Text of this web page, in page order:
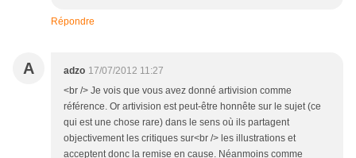
Répondre
A adzo 17/07/2012 11:27
<br /> Je vois que vous avez donné artivision comme
référence. Or artivision est peut-être honnête sur le sujet (ce
qui est une chose rare) dans le sens où ils partagent
objectivement les critiques sur<br /> les illustrations et
acceptent donc la remise en cause. Néanmoins comme